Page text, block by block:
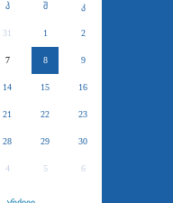
პ შ კ
31 1 2
7 8 9
14 15 16
21 22 23
28 29 30
4 5 6